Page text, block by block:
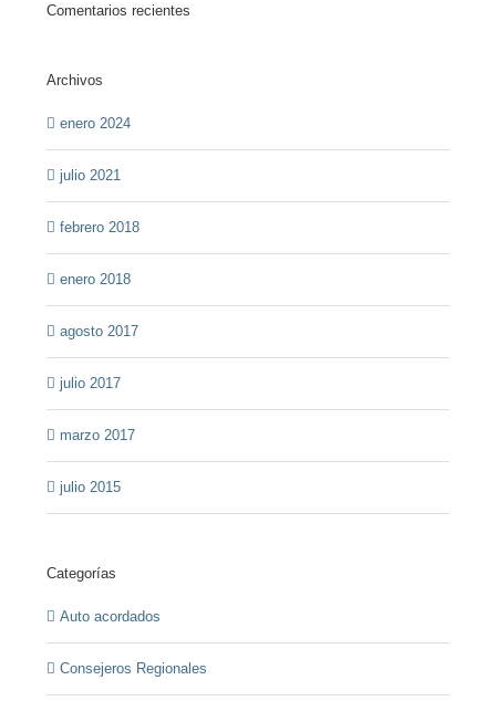
Comentarios recientes
Archivos
enero 2024
julio 2021
febrero 2018
enero 2018
agosto 2017
julio 2017
marzo 2017
julio 2015
Categorías
Auto acordados
Consejeros Regionales